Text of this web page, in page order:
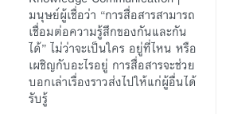
มนุษย์ผู้เชื่อว่า “การสื่อสารสามารถ
เชื่อมต่อความรู้สึกของกันและกัน
ได้” ไม่ว่าจะเป็นใคร อยู่ที่ไหน หรือ
เผชิญกับอะไรอยู่ การสื่อสารจะช่วย
บอกเล่าเรื่องราวส่งไปให้แก่ผู้อื่นได้
รับรู้